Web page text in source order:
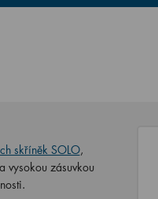
skříněk SOLO,
vysokou zásuvkou